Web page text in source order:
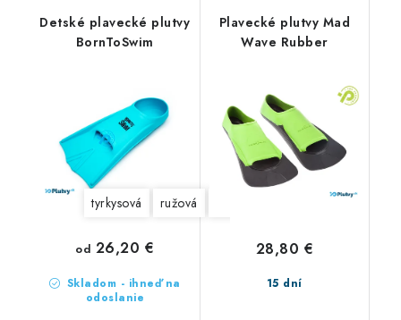
Detské plavecké plutvy
BornToSwim
tyrkysová ružová fialová
Skladom - ihneď na
odoslanie
od 26,20 €
Plavecké plutvy Mad
Wave Rubber
15 dní
28,80 €